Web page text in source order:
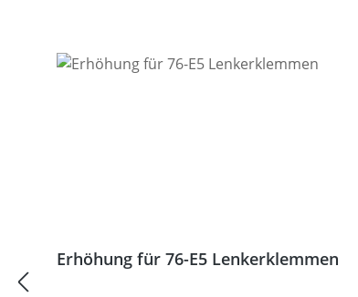
Erhöhung für 76-E5 Lenkerklemmen